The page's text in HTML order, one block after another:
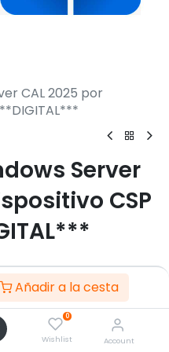
Añadir a la cesta
0
Wishlist Account
CAL 2025 por
Server
CSP
usuario que puede
dispositivos
2025, un sistema